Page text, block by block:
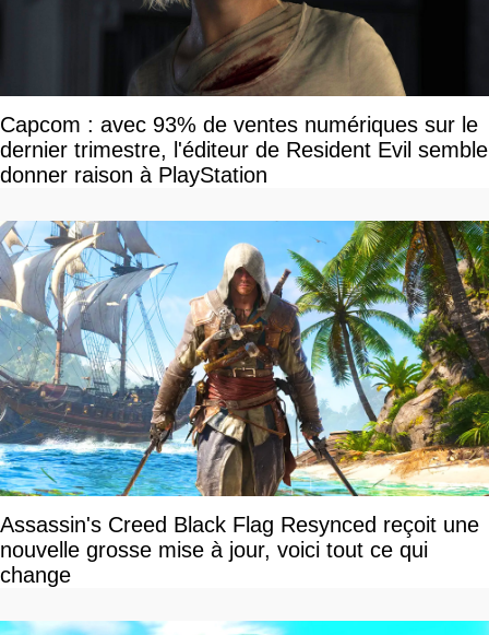
Capcom : avec 93% de ventes numériques sur le
dernier trimestre, l'éditeur de Resident Evil semble
donner raison à PlayStation
Assassin's Creed Black Flag Resynced reçoit une
nouvelle grosse mise à jour, voici tout ce qui
change